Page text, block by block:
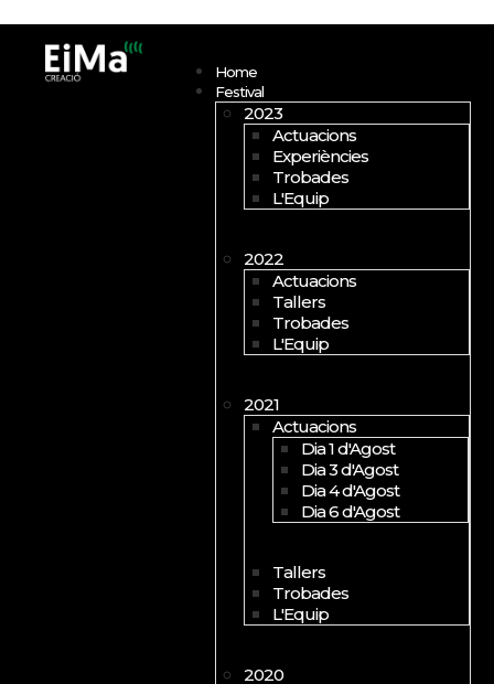
Home
Festival
2023
Actuacions
Experiències
Trobades
L'Equip
2022
Actuacions
Tallers
Trobades
L'Equip
2021
Actuacions
Dia 1 d'Agost
Dia 3 d'Agost
Dia 4 d'Agost
Dia 6 d'Agost
Tallers
Trobades
L'Equip
2020